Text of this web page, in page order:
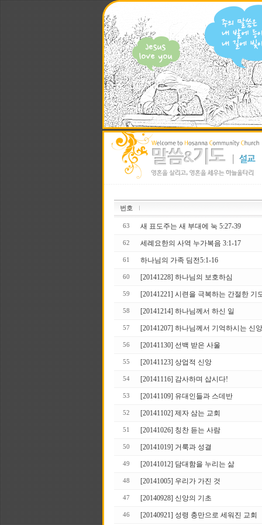
번호
63 새 표도주는 새 부대에 눅 5:27-39
62 세례요한의 사역 누가복음 3:1-17
61 하나님의 가족 딤전5:1-16
60 [20141228] 하나님의 보호하심
59 [20141221] 시련을 극복하는 간절한 기
58 [20141214] 하나님께서 하신 일
57 [20141207] 하나님께서 기억하시는 신앙
56 [20141130] 선백 받은 사울
55 [20141123] 상업적 신앙
54 [20141116] 감사하며 삽시다!
53 [20141109] 유대인들과 스데반
52 [20141102] 제자 삼는 교회
51 [20141026] 칭찬 듣는 사람
50 [20141019] 거룩과 성결
49 [20141012] 담대함을 누리는 삶
48 [20141005] 우리가 가진 것
47 [20140928] 신앙의 기초
46 [20140921] 성령 충만으로 세워진 교회